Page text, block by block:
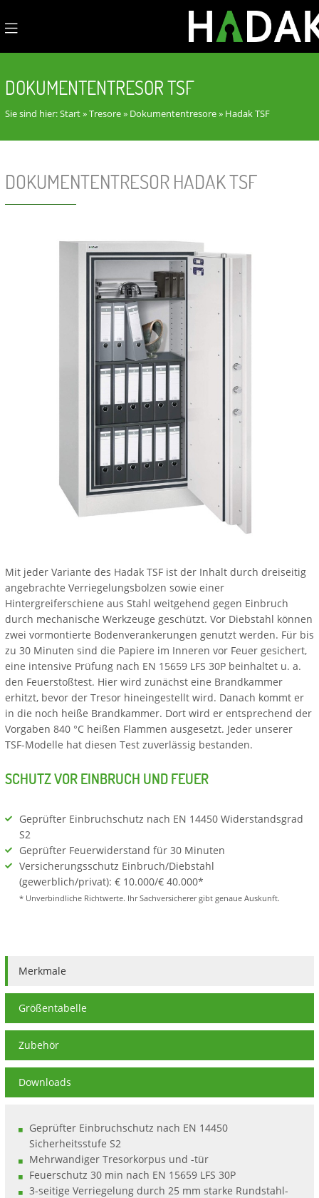
DOKUMENTENTRESOR TSF
Sie sind hier:Start»Tresore» Dokumententresore» Hadak TSF
DOKUMENTENTRESOR HADAK TSF
Mit jeder Variante des Hadak TSF ist der Inhalt durch dreiseitig
angebrachte Verriegelungsbolzen sowie einer
Hintergreiferschiene aus Stahl weitgehend gegen Einbruch
durch mechanische Werkzeuge geschützt. Vor Diebstahl können
zwei vormontierte Bodenverankerungen genutzt werden. Für bis
zu 30 Minuten sind die Papiere im Inneren vor Feuer gesichert,
eine intensive Prüfung nach EN 15659 LFS 30P beinhaltet u. a.
den Feuerstoßtest. Hier wird zunächst eine Brandkammer
erhitzt, bevor der Tresor hineingestellt wird. Danach kommt er
in die noch heiße Brandkammer. Dort wird er entsprechend der
Vorgaben 840 °C heißen Flammen ausgesetzt. Jeder unserer
TSF-Modelle hat diesen Test zuverlässig bestanden.
SCHUTZ VOR EINBRUCH UND FEUER
Geprüfter Einbruchschutz nach EN 14450 Widerstandsgrad
S2
Geprüfter Feuerwiderstand für 30 Minuten
Versicherungsschutz Einbruch/Diebstahl
(gewerblich/privat): € 10.000/€ 40.000*
* Unverbindliche Richtwerte. Ihr Sachversicherer gibt genaue Auskunft.
Merkmale
Größentabelle
Zubehör
Downloads
Geprüfter Einbruchschutz nach EN 14450
Sicherheitsstufe S2
Mehrwandiger Tresorkorpus und -tür
Feuerschutz 30 min nach EN 15659 LFS 30P
3-seitige Verriegelung durch 25 mm starke Rundstahl-